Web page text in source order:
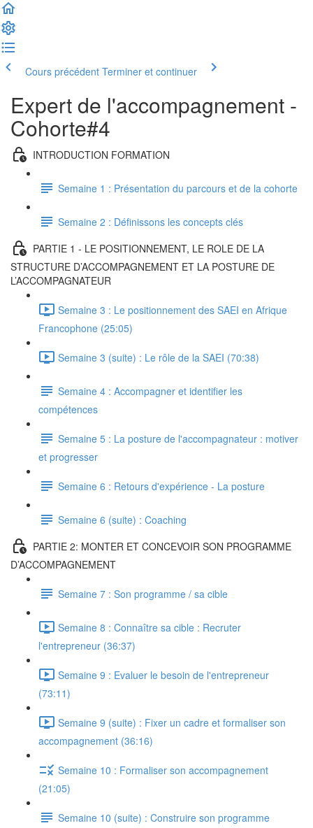
Cours précédent Terminer et continuer
Expert de l'accompagnement -
Cohorte#4
INTRODUCTION FORMATION
Semaine 1 : Présentation du parcours et de la cohorte
Semaine 2 : Définissons les concepts clés
PARTIE 1 - LE POSITIONNEMENT, LE ROLE DE LA
STRUCTURE D’ACCOMPAGNEMENT ET LA POSTURE DE
L’ACCOMPAGNATEUR
Semaine 3 : Le positionnement des SAEI en Afrique
Francophone (25:05)
Semaine 3 (suite) : Le rôle de la SAEI (70:38)
Semaine 4 : Accompagner et identifier les
compétences
Semaine 5 : La posture de l'accompagnateur : motiver
et progresser
Semaine 6 : Retours d'expérience - La posture
Semaine 6 (suite) : Coaching
PARTIE 2: MONTER ET CONCEVOIR SON PROGRAMME
D’ACCOMPAGNEMENT
Semaine 7 : Son programme / sa cible
Semaine 8 : Connaître sa cible : Recruter
l'entrepreneur (36:37)
Semaine 9 : Evaluer le besoin de l'entrepreneur
(73:11)
Semaine 9 (suite) : Fixer un cadre et formaliser son
accompagnement (36:16)
Semaine 10 : Formaliser son accompagnement
(21:05)
Semaine 10 (suite) : Construire son programme